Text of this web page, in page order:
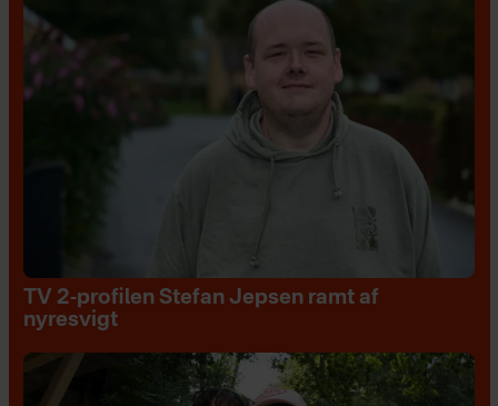
TV 2-profilen Stefan Jepsen ramt af
nyresvigt